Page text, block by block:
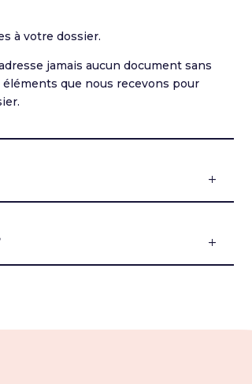
à votre dossier.
jamais aucun document sans
que nous recevons pour